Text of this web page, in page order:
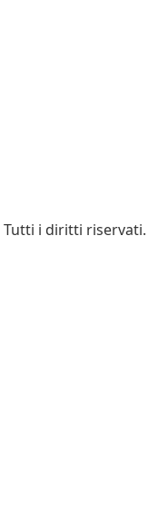
Tutti i diritti riservati.